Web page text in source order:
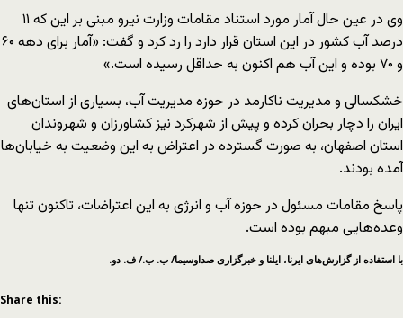
وی در عین حال آمار مورد استناد مقامات وزارت نیرو مبنی بر این که ۱۱
درصد آب کشور در این استان قرار دارد را رد کرد و گفت: «آمار برای دهه ۶۰
و ۷۰ بوده و این آب هم اکنون به حداقل رسیده است.»
خشکسالی و مدیریت ناکارمد در حوزه مدیریت آب، بسیاری از استان‌های
ایران را دچار بحران کرده و پیش از شهرکرد نیز کشاورزان و شهروندان
استان اصفهان، به صورت گسترده در اعتراض به این وضعیت به خیابان‌ها
آمده بودند.
پاسخ مقامات مسئول در حوزه آب و انرژی به این اعتراضات، تاکنون تنها
وعده‌هایی مبهم بوده است.
با استفاده از گزارش‌های ایرنا، ایلنا و خبرگزاری صداوسیما/ ب. ب./ ف. دو.
Share this: